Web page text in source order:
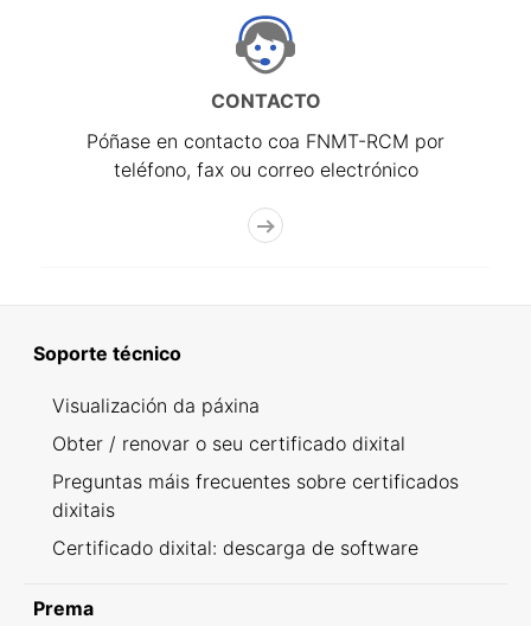
CONTACTO
Póñase en contacto coa FNMT-RCM por
teléfono, fax ou correo electrónico
Soporte técnico
Visualización da páxina
Obter / renovar o seu certificado dixital
Preguntas máis frecuentes sobre certificados
dixitais
Certificado dixital: descarga de software
Prema